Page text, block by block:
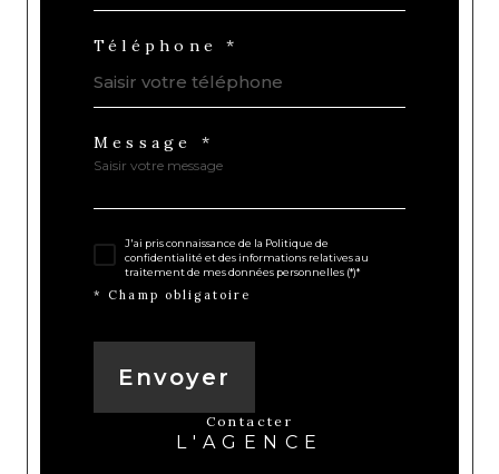
Téléphone *
Message *
J'ai pris connaissance de la Politique de
confidentialité et des informations relatives au
traitement de mes données personnelles (*)*
* Champ obligatoire
Envoyer
contacter
L'AGENCE